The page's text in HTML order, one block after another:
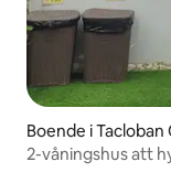
Boende i Tacloban
2-våningshus att